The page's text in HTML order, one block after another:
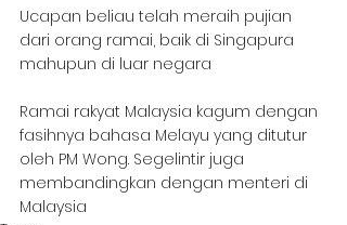
Ucapan beliau telah meraih pujian
dari orang ramai, baik di Singapura
mahupun di luar negara
Ramai rakyat Malaysia kagum dengan
fasihnya bahasa Melayu yang ditutur
oleh PM Wong. Segelintir juga
membandingkan dengan menteri di
Malaysia